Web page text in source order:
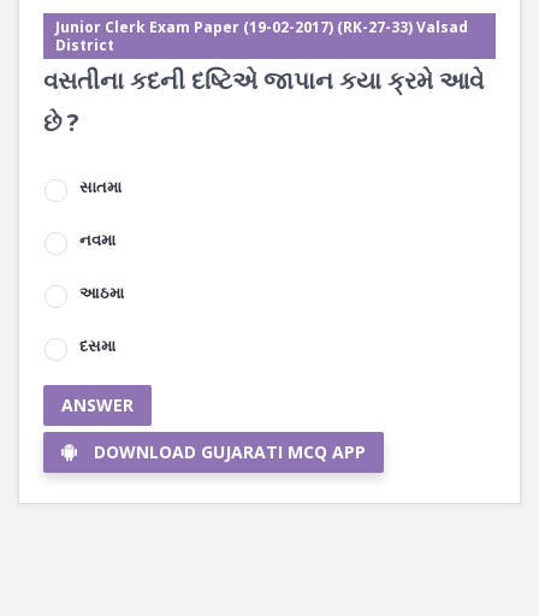
Junior Clerk Exam Paper (19-02-2017) (RK-27-33) Valsad
District
વસતીના કદની દષ્ટિએ જાપાન કયા ક્રમે આવે
છે ?
સાતમા
નવમા
આઠમા
દસમા
ANSWER
DOWNLOAD GUJARATI MCQ APP